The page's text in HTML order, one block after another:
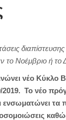
το Νοέμβριο ή το
νέο Κύκλο
Το νέο
τα